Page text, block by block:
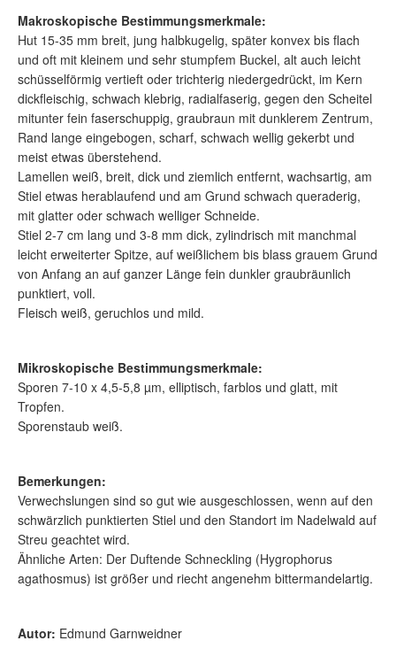
Makroskopische Bestimmungsmerkmale:
Hut 15-35 mm breit, jung halbkugelig, später konvex bis flach
und oft mit kleinem und sehr stumpfem Buckel, alt auch leicht
schüsselförmig vertieft oder trichterig niedergedrückt, im Kern
dickfleischig, schwach klebrig, radialfaserig, gegen den Scheitel
mitunter fein faserschuppig, graubraun mit dunklerem Zentrum,
Rand lange eingebogen, scharf, schwach wellig gekerbt und
meist etwas überstehend.
Lamellen weiß, breit, dick und ziemlich entfernt, wachsartig, am
Stiel etwas herablaufend und am Grund schwach queraderig,
mit glatter oder schwach welliger Schneide.
Stiel 2-7 cm lang und 3-8 mm dick, zylindrisch mit manchmal
leicht erweiterter Spitze, auf weißlichem bis blass grauem Grund
von Anfang an auf ganzer Länge fein dunkler graubräunlich
punktiert, voll.
Fleisch weiß, geruchlos und mild.
Mikroskopische Bestimmungsmerkmale:
Sporen 7-10 x 4,5-5,8 µm, elliptisch, farblos und glatt, mit
Tropfen.
Sporenstaub weiß.
Bemerkungen:
Verwechslungen sind so gut wie ausgeschlossen, wenn auf den
schwärzlich punktierten Stiel und den Standort im Nadelwald auf
Streu geachtet wird.
Ähnliche Arten: Der Duftende Schneckling (Hygrophorus
agathosmus) ist größer und riecht angenehm bittermandelartig.
Autor: Edmund Garnweidner